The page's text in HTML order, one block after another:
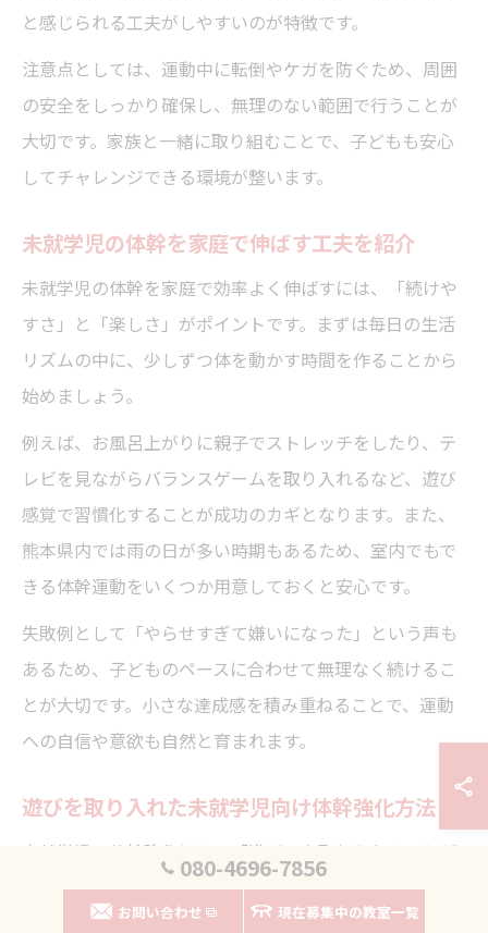
と感じられる工夫がしやすいのが特徴です。
注意点としては、運動中に転倒やケガを防ぐため、周囲
の安全をしっかり確保し、無理のない範囲で行うことが
大切です。家族と一緒に取り組むことで、子どもも安心
してチャレンジできる環境が整います。
未就学児の体幹を家庭で伸ばす工夫を紹介
未就学児の体幹を家庭で効率よく伸ばすには、「続けや
すさ」と「楽しさ」がポイントです。まずは毎日の生活
リズムの中に、少しずつ体を動かす時間を作ることから
始めましょう。
例えば、お風呂上がりに親子でストレッチをしたり、テ
レビを見ながらバランスゲームを取り入れるなど、遊び
感覚で習慣化することが成功のカギとなります。また、
熊本県内では雨の日が多い時期もあるため、室内でもで
きる体幹運動をいくつか用意しておくと安心です。
失敗例として「やらせすぎて嫌いになった」という声も
あるため、子どものペースに合わせて無理なく続けるこ
とが大切です。小さな達成感を積み重ねることで、運動
への自信や意欲も自然と育まれます。
遊びを取り入れた未就学児向け体幹強化方法
未就学児の体幹強化には、「遊び」を取り入れることが
効果的です。熊本県の未就学児向け教室でも、トランポ
リンや平均台、ボール遊びなど、子どもが夢中になれる
080-4696-7856
お問い合わせ 現在募集中の教室一覧